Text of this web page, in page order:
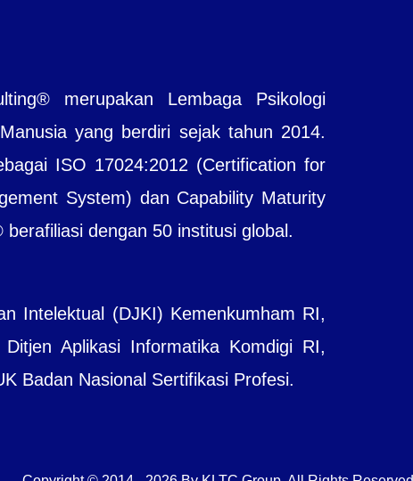
merupakan Lembaga Psikologi
yang berdiri sejak tahun 2014.
ISO 17024:2012 (Certification for
System) dan Capability Maturity
dengan 50 institusi global.
Intelektual (DJKI) Kemenkumham RI,
Aplikasi Informatika Komdigi RI,
Badan Nasional Sertifikasi Profesi.